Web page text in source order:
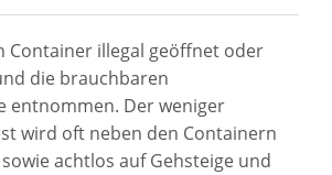
Container illegal geöffnet oder
die brauchbaren
entnommen. Der weniger
wird oft neben den Containern
achtlos auf Gehsteige und